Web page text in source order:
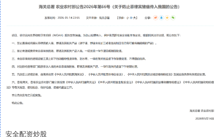
安全配资炒股